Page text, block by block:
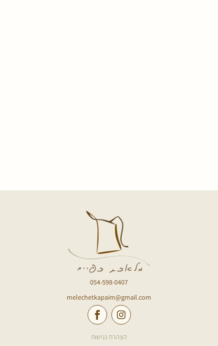
054-598-0407
melechetkapaim@gmail.com
הצהרת נגישות